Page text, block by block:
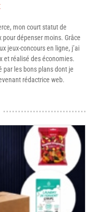
mon court statut de
dépenser moins. Grâce
jeux-concours en ligne, j’ai
et réalisé des économies.
par les bons plans dont je
rédactrice web.